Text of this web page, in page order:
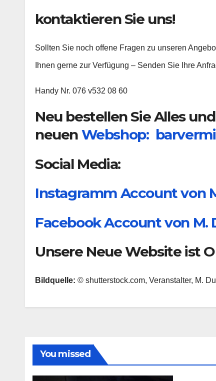
kontaktieren Sie uns!
Sollten Sie noch offene Fragen zu unseren
Ihnen gerne zur Verfügung – Senden Sie Ihre
Handy Nr. 076 v532 08 60
Neu bestellen Sie Alles
neuen Webshop:
Social Media:
Instagramm Account von
Facebook Account von
Unsere Neue Website ist
Bildquelle: © shutterstock.com, Veranstalter, M.
You missed